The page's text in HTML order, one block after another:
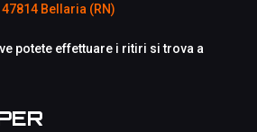
Bellaria (RN)
potete effettuare i ritiri si trova a